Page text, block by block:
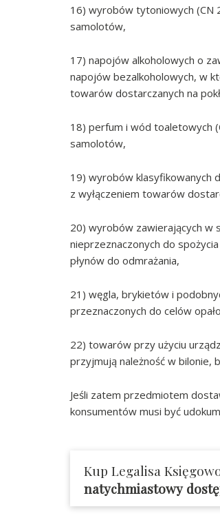
16) wyrobów tytoniowych (CN
samolotów,
17) napojów alkoholowych o
napojów bezalkoholowych, w
towarów dostarczanych na
18) perfum i wód toaletowych
samolotów,
19) wyrobów klasyfikowanych
z wyłączeniem towarów
20) wyrobów zawierających w
nieprzeznaczonych do
płynów do odmrażania,
21) węgla, brykietów i
przeznaczonych do celów
22) towarów przy użyciu
przyjmują należność w bilonie,
Jeśli zatem przedmiotem
konsumentów musi być
Kup Legalisa
natychmiastowy